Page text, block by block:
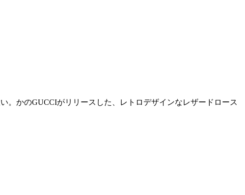
。かのGUCCIがリリースした、レトロデザインなレザードロース